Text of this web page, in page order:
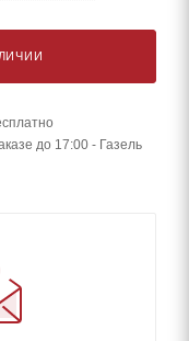
до 17:00 - Газель